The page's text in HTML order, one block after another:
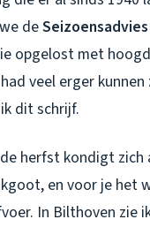
de
opgelost met
veel erger
dit schrijf.
herfst kondigt zich
en voor je het
In Bilthoven zie